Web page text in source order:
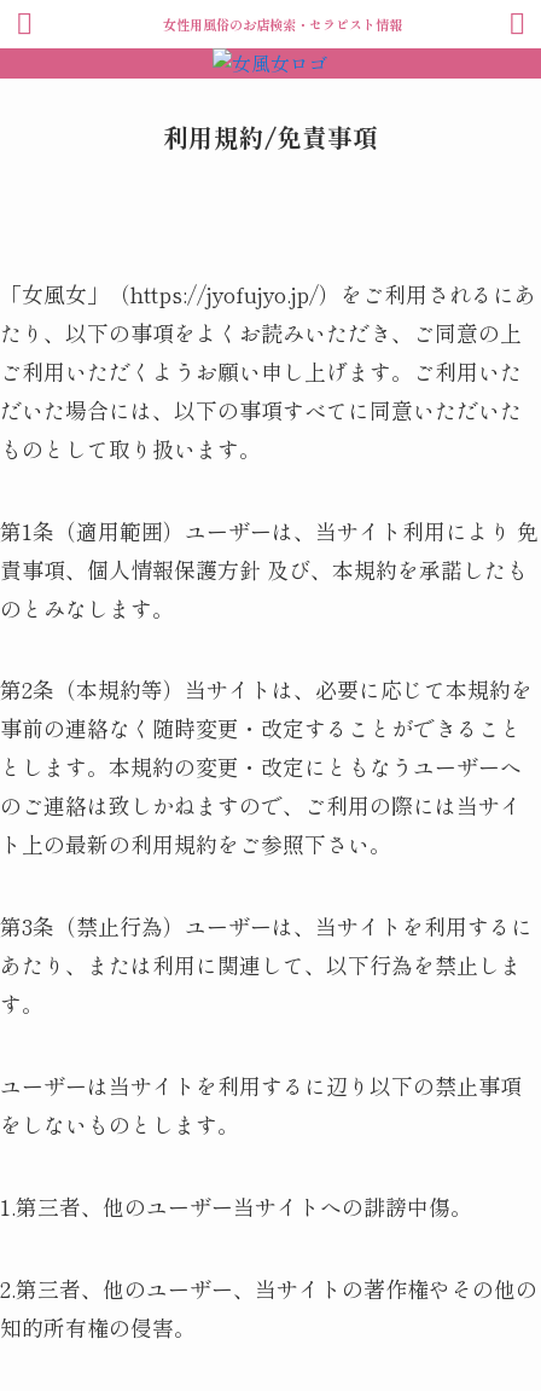
女性用風俗のお店検索・セラピスト情報
利用規約/免責事項
「女風女」（https://jyofujyo.jp/）をご利用されるにあ
たり、以下の事項をよくお読みいただき、ご同意の上
ご利用いただくようお願い申し上げます。ご利用いた
だいた場合には、以下の事項すべてに同意いただいた
ものとして取り扱います。
第1条（適用範囲）ユーザーは、当サイト利用により 免
責事項、個人情報保護方針 及び、本規約を承諾したも
のとみなします。
第2条（本規約等）当サイトは、必要に応じて本規約を
事前の連絡なく随時変更・改定することができること
とします。本規約の変更・改定にともなうユーザーへ
のご連絡は致しかねますので、ご利用の際には当サイ
ト上の最新の利用規約をご参照下さい。
第3条（禁止行為）ユーザーは、当サイトを利用するに
あたり、または利用に関連して、以下行為を禁止しま
す。
ユーザーは当サイトを利用するに辺り以下の禁止事項
をしないものとします。
1.第三者、他のユーザー当サイトへの誹謗中傷。
2.第三者、他のユーザー、当サイトの著作権やその他の
知的所有権の侵害。